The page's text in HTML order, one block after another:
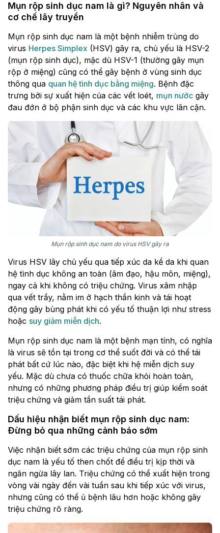
Mụn rộp sinh dục nam là gì? Nguyên nhân và
cơ chế lây truyền
Mụn rộp sinh dục nam là một bệnh nhiễm trùng do
virus Herpes Simplex (HSV) gây ra, chủ yếu là HSV-2
(mụn rộp sinh dục), mặc dù HSV-1 (thường gây mụn
rộp ở miệng) cũng có thể gây bệnh ở vùng sinh dục
thông qua quan hệ tình dục bằng miệng. Bệnh đặc
trưng bởi sự xuất hiện của các vết loét, mụn nước gây
đau đớn ở bộ phận sinh dục và các khu vực lân cận.
Mụn rộp sinh dục nam do virus HSV gây ra
Virus HSV lây chủ yếu qua tiếp xúc da kề da khi quan
hệ tình dục không an toàn (âm đạo, hậu môn, miệng),
ngay cả khi không có triệu chứng. Virus xâm nhập
qua vết trầy, nằm im ở hạch thần kinh và tái hoạt
động gây bùng phát khi có yếu tố thuận lợi như stress
hoặc suy giảm miễn dịch.
Mụn rộp sinh dục nam là một bệnh mạn tính, có nghĩa
là virus sẽ tồn tại trong cơ thể suốt đời và có thể tái
phát bất cứ lúc nào, đặc biệt khi hệ miễn dịch suy
yếu. Mặc dù chưa có thuốc chữa khỏi hoàn toàn,
nhưng có những phương pháp điều trị giúp kiểm soát
triệu chứng và giảm tần suất tái phát.
Dấu hiệu nhận biết mụn rộp sinh dục nam:
Đừng bỏ qua những cảnh báo sớm
Việc nhận biết sớm các triệu chứng của mụn rộp sinh
dục nam là yếu tố then chốt để điều trị kịp thời và
ngăn ngừa lây lan. Triệu chứng có thể xuất hiện trong
vòng vài ngày đến vài tuần sau khi tiếp xúc với virus,
nhưng cũng có thể ủ bệnh lâu hơn hoặc không gây
triệu chứng rõ ràng.